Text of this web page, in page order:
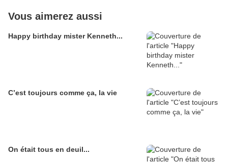
Vous aimerez aussi
Happy birthday mister Kenneth...
C’est toujours comme ça, la vie
On était tous en deuil...